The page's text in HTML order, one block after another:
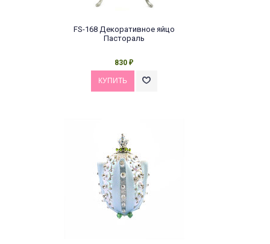
FS-168 Декоративное яйцо
Пастораль
830 ₽